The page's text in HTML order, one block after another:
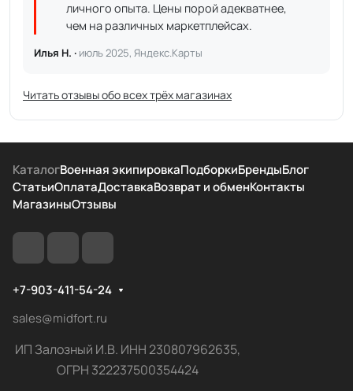
личного опыта. Цены порой адекватнее,
чем на различных маркетплейсах.
Илья Н. · июль 2025, Яндекс.Карты
Читать отзывы обо всех трёх магазинах
КаталогВоенная экипировкаПодборкиБрендыБлог
СтатьиОплатаДоставкаВозврат и обменКонтакты
МагазиныОтзывы
+7-903-411-54-24
sales@midfort.ru
ИП Залозный И.В. ИНН 230807962635,
ОГРН 322237500354424